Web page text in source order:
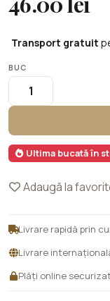
Transport gratuit
BUC
Ultima bucată în
Adaugă la
Livrare rapidă prin
Livrare
Plăți online